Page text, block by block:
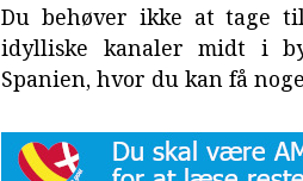
Du behøver ikke at tage
idylliske kanaler midt i
Spanien, hvor du kan få